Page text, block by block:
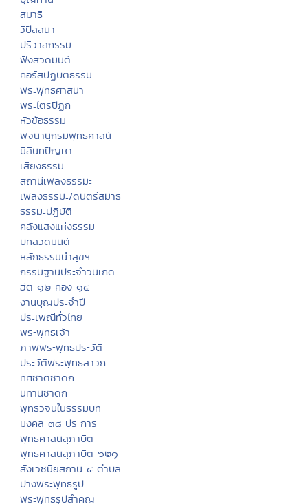
สมาธิ
วิปัสสนา
ปริวาสกรรม
ฟังสวดมนต์
คอร์สปฏิบัติธรรม
พระพุทธศาสนา
พระไตรปิฏก
หัวข้อธรรม
พจนานุกรมพุทธศาสน์
มิลินทปัญหา
เสียงธรรม
สถานีเพลงธรรมะ
เพลงธรรมะ/ดนตรีสมาธิ
ธรรมะปฏิบัติ
คลังแสงแห่งธรรม
บทสวดมนต์
หลักธรรมนำสุขฯ
กรรมฐานประจำวันเกิด
ฮีต ๑๒ คอง ๑๔
งานบุญประจำปี
ประเพณีทั่วไทย
พระพุทธเจ้า
ภาพพระพุทธประวัติ
ประวัติพระพุทธสาวก
ทศชาติชาดก
นิทานชาดก
พุทธวจนในธรรมบท
มงคล ๓๘ ประการ
พุทธศาสนสุภาษิต
พุทธศาสนสุภาษิต ๖๒๑
สังเวชนียสถาน ๔ ตำบล
ปางพระพุทธรูป
พระพุทธรูปสำคัญ